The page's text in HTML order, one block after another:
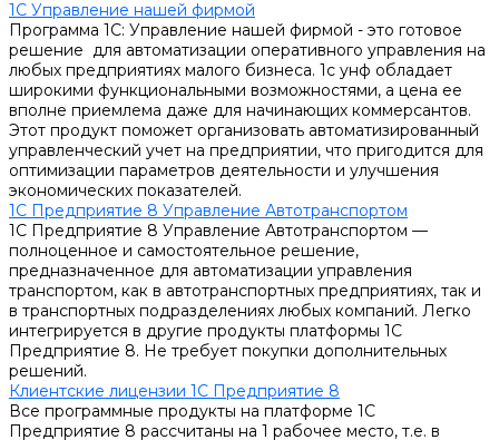
1С Управление нашей фирмой
Программа 1С: Управление нашей фирмой - это готовое
решение для автоматизации оперативного управления на
любых предприятиях малого бизнеса. 1с унф обладает
широкими функциональными возможностями, а цена ее
вполне приемлема даже для начинающих коммерсантов.
Этот продукт поможет организовать автоматизированный
управленческий учет на предприятии, что пригодится для
оптимизации параметров деятельности и улучшения
экономических показателей.
1С Предприятие 8 Управление Автотранспортом
1С Предприятие 8 Управление Автотранспортом —
полноценное и самостоятельное решение,
предназначенное для автоматизации управления
транспортом, как в автотранспортных предприятиях, так и
в транспортных подразделениях любых компаний. Легко
интегрируется в другие продукты платформы 1С
Предприятие 8. Не требует покупки дополнительных
решений.
Клиентские лицензии 1С Предприятие 8
Все программные продукты на платформе 1С
Предприятие 8 рассчитаны на 1 рабочее место, т.е. в